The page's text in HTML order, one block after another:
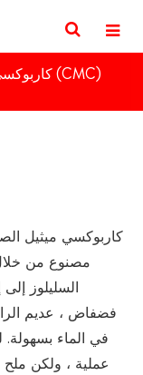
كاربوكسي ميثيل سيلولوز (CMC)
مصنوع من
السليلوز
فضفاض ، عديم
في الماء
عملية ، ولكن